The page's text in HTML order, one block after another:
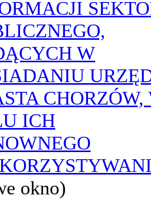
W
CHORZÓW,
ICH
okno)